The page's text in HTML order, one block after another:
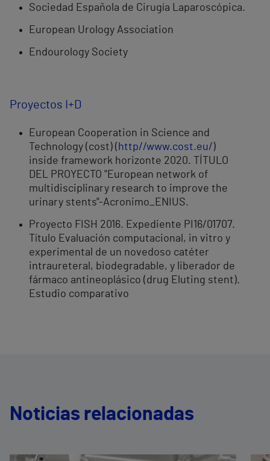
Sociedad Española de Cirugía Laparoscópica.
European Urology Association
Endourology Society
Proyectos I+D
European Cooperation in Science and
Technology (cost) ( http//www.cost.eu/)
inside framework horizonte 2020. TÍTULO
DEL PROYECTO "European network of
multidisciplinary research to improve the
urinary stents"-Acronimo_ENIUS.
Proyecto FISH 2016. Expediente PI16/01707.
Título Evaluación computacional, in vitro y
experimental de un novedoso catéter
intraureteral, biodegradable, y liberador de
fármaco antineoplásico (drug Eluting stent).
Estudio comparativo
Noticias relacionadas